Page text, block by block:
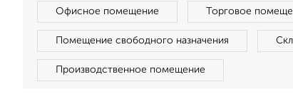
Офисное помещение Торговое
Помещение свободного назначения
Производственное помещение